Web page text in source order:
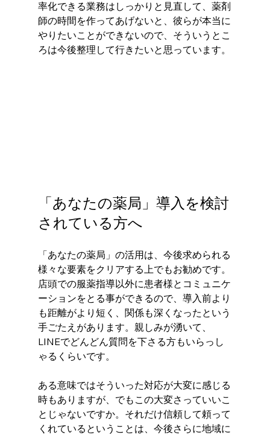
率化できる業務はしっかりと見直して、薬剤
師の時間を作ってあげないと、彼らが本当に
やりたいことができないので、そういうとこ
ろは今後整理して行きたいと思っています。
「あなたの薬局」導入を検討
されている方へ
「あなたの薬局」の活用は、今後求められる
様々な要素をクリアする上でもお勧めです。
店頭での服薬指導以外に患者様とコミュニケ
ーションをとる事ができるので、導入前より
も距離がより短く、関係も深くなったという
手ごたえがあります。親しみが湧いて、
LINEでどんどん質問を下さる方もいらっし
ゃるくらいです。
ある意味ではそういった対応が大変に感じる
時もありますが、でもこの大変さっていいこ
とじゃないですか。それだけ信頼して頼って
くれているということは、今後さらに地域に